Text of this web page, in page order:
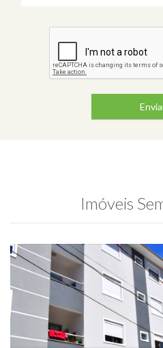
Imóveis